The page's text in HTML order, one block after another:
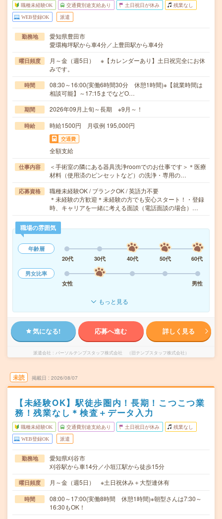
職種未経験OK 交通費別途支給あり 土日祝日が休み 残業なし
WEB登録OK 派遣
勤務地
愛知県豊田市
愛環梅坪駅から車4分／上豊田駅から車4分
曜日頻度
月～金（週5日） ※【カレンダーあり】土日祝完全にお休
みです。
時間
08:30～16:00(実働6時間30分 休憩1時間)※【就業時間は
相談可能】～17:15までなどO…
期間 2026年09月上旬～長期 ※9月～！
時給 時給1500円 月収例 195,000円
交通費
全額支給
仕事内容
＜手術室の隣にある器具洗浄roomでのお仕事です＞＊医療
材料（使用済のピンセットなど）の洗浄・専用の…
応募資格
職種未経験OK / ブランクOK / 英語力不要
＊未経験の方歓迎＊未経験の方でも安心スタート！・登録
時、キャリアを一緒に考える面談（電話面談の場合）…
職場の雰囲気
年齢層
20代
30代 40代 50代
60代
男女比率
女性
男性
もっと見る
気になる! 応募へ進む 詳しく見る
派遣会社 パーソルテンプスタッフ株式会社 （旧テンプスタッフ株式会社）
未読 掲載日 2026/08/07
【未経験OK】駅徒歩圏内！長期！こつこつ業
務！残業なし＊検査＋データ入力
職種未経験OK 交通費別途支給あり 土日祝日が休み 残業なし
WEB登録OK 派遣
勤務地
愛知県刈谷市
刈谷駅から車14分／小垣江駅から徒歩15分
曜日頻度 月～金（週5日） ※土日祝休み＋大型連休有
時間
08:00～17:00(実働8時間 休憩1時間)※朝型さんは7:30～
16:30もOK！